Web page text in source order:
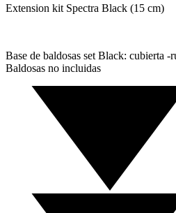
Extension kit Spectra Black (15 cm)
Base de baldosas set Black: cubierta -
Baldosas no incluidas